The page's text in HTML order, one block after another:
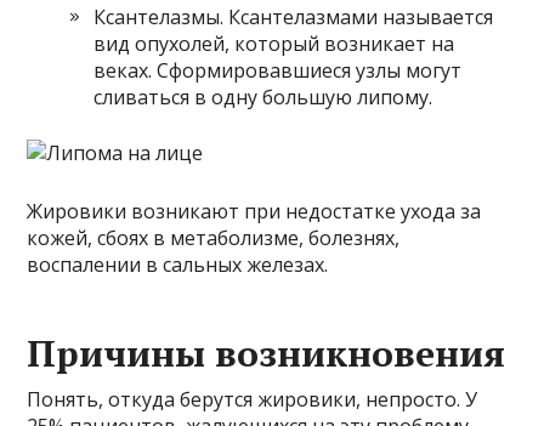
Ксантелазмы. Ксантелазмами называется
вид опухолей, который возникает на
веках. Сформировавшиеся узлы могут
сливаться в одну большую липому.
Жировики возникают при недостатке ухода за
кожей, сбоях в метаболизме, болезнях,
воспалении в сальных железах.
Причины возникновения
Понять, откуда берутся жировики, непросто. У